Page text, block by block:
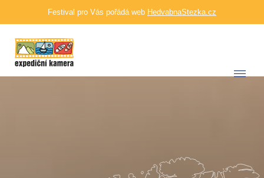
Festival pro Vás pořádá web HedvabnaStezka.cz